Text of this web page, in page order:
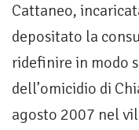
Cattaneo,
depositato la
ridefinire in modo
dell’omicidio di
agosto 2007 nel